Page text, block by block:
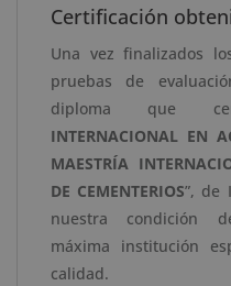
Certificación
Una vez finalizados
pruebas de
diploma que
INTERNACIONAL EN
MAESTRÍA
DE CEMENTERIOS”, de
nuestra condición
máxima
institución
calidad.